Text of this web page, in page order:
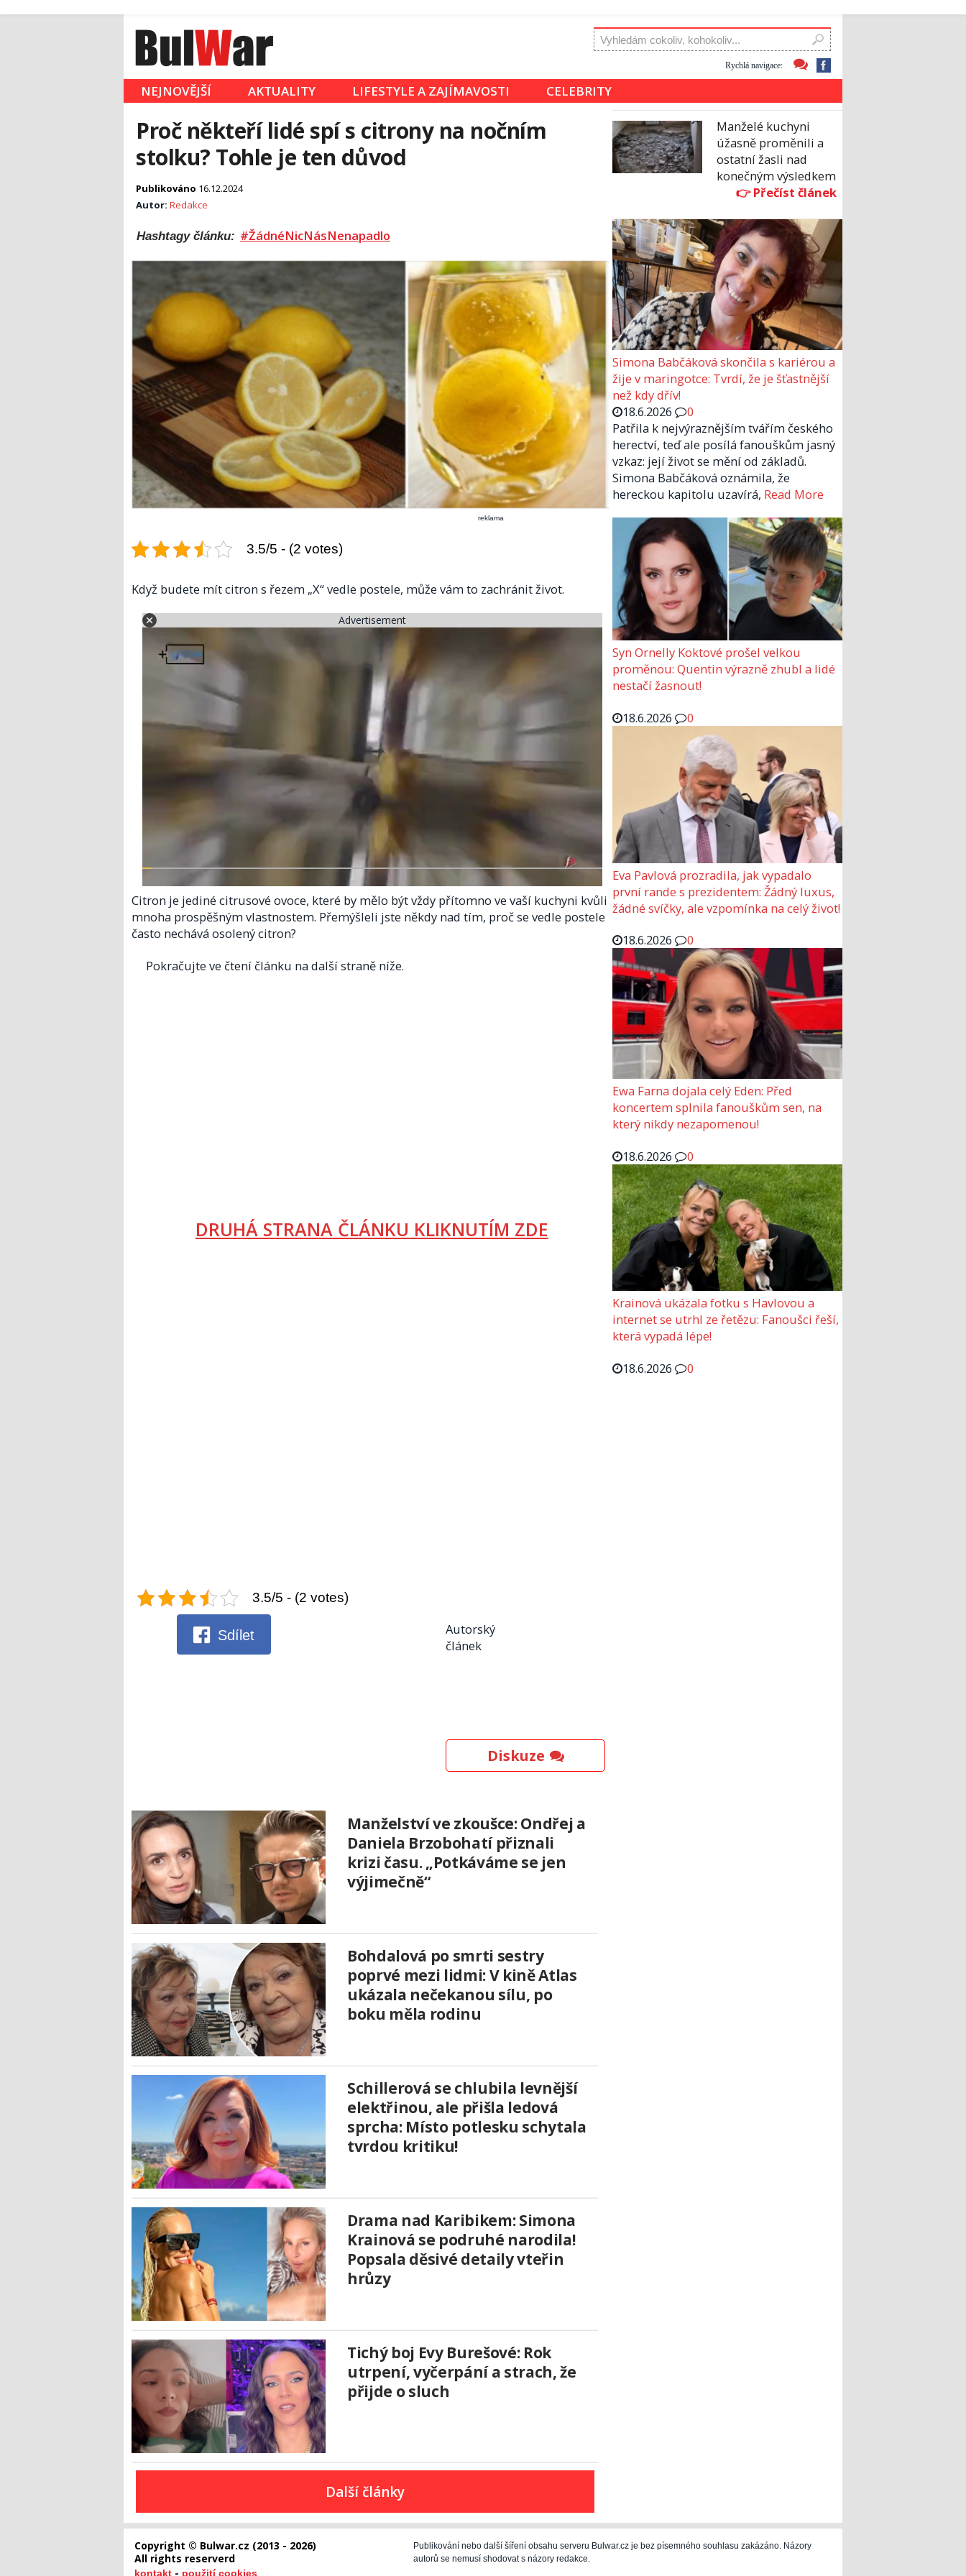
Rychlá navigace:
NEJNOVĚJŠÍ AKTUALITY LIFESTYLE A ZAJÍMAVOSTI CELEBRITY
Proč někteří lidé spí s citrony na nočním
stolku? Tohle je ten důvod
Publikováno 16.12.2024
Autor: Redakce
Hashtagy článku: #ŽádnéNicNásNenapadlo
reklama
3.5/5 - (2 votes)
Když budete mít citron s řezem „X“ vedle postele, může vám to zachránit život.
Advertisement
Citron je jediné citrusové ovoce, které by mělo být vždy přítomno ve vaší kuchyni kvůli
mnoha prospěšným vlastnostem. Přemýšleli jste někdy nad tím, proč se vedle postele
často nechává osolený citron?
Pokračujte ve čtení článku na další straně níže.
DRUHÁ STRANA ČLÁNKU KLIKNUTÍM ZDE
3.5/5 - (2 votes)
Sdílet
Autorský
článek
Diskuze
Manželství ve zkoušce: Ondřej a
Daniela Brzobohatí přiznali
krizi času. „Potkáváme se jen
výjimečně“
Bohdalová po smrti sestry
poprvé mezi lidmi: V kině Atlas
ukázala nečekanou sílu, po
boku měla rodinu
Schillerová se chlubila levnější
elektřinou, ale přišla ledová
sprcha: Místo potlesku schytala
tvrdou kritiku!
Drama nad Karibikem: Simona
Krainová se podruhé narodila!
Popsala děsivé detaily vteřin
hrůzy
Tichý boj Evy Burešové: Rok
utrpení, vyčerpání a strach, že
přijde o sluch
Další články
Manželé kuchyni
úžasně proměnili a
ostatní žasli nad
konečným výsledkem
Simona Babčáková skončila s kariérou a
žije v maringotce: Tvrdí, že je šťastnější
než kdy dřív!
18.6.2026
0
Patřila k nejvýraznějším tvářím českého
herectví, teď ale posílá fanouškům jasný
vzkaz: její život se mění od základů.
Simona Babčáková oznámila, že
hereckou kapitolu uzavírá, Read More
Syn Ornelly Koktové prošel velkou
proměnou: Quentin výrazně zhubl a lidé
nestačí žasnout!
18.6.2026
0
Eva Pavlová prozradila, jak vypadalo
první rande s prezidentem: Žádný luxus,
žádné svíčky, ale vzpomínka na celý život!
18.6.2026
0
Ewa Farna dojala celý Eden: Před
koncertem splnila fanouškům sen, na
který nikdy nezapomenou!
18.6.2026
0
Krainová ukázala fotku s Havlovou a
internet se utrhl ze řetězu: Fanoušci řeší,
která vypadá lépe!
18.6.2026
0
Copyright © Bulwar.cz (2013 - 2026)
All rights reserverd
kontakt - použití cookies
Publikování nebo další šíření obsahu serveru Bulwar.cz je bez písemného souhlasu zakázáno. Názory
autorů se nemusí shodovat s názory redakce.